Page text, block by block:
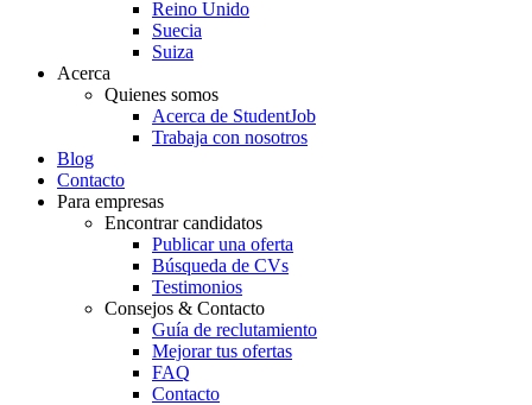
Reino Unido
Suecia
Suiza
Acerca
Quienes somos
Acerca de StudentJob
Trabaja con nosotros
Blog
Contacto
Para empresas
Encontrar candidatos
Publicar una oferta
Búsqueda de CVs
Testimonios
Consejos & Contacto
Guía de reclutamiento
Mejorar tus ofertas
FAQ
Contacto